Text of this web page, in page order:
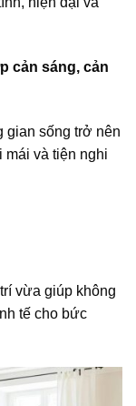
cản sáng, cản
gian sống trở nên
và tiện nghi
vừa giúp không
tế cho bức